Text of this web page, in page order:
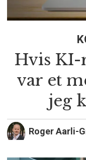
Hvis
var et
jeg
Roger Aarli-